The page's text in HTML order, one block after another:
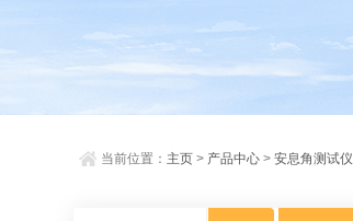
当前位置： 主页 > 产品中心 >安息角测试仪